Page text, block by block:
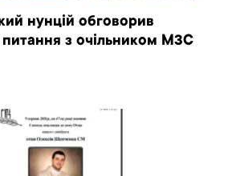
нунцій обговорив
питання з очільником МЗС